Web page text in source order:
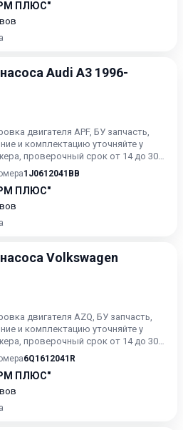
ПЛЮС"
Audi A3 1996-
двигателя APF, БУ запчасть,
и комплектацию уточняйте у
проверочный срок от 14 до 30
1J0612041BB
ПЛЮС"
Volkswagen
двигателя AZQ, БУ запчасть,
и комплектацию уточняйте у
проверочный срок от 14 до 30
6Q1612041R
ПЛЮС"